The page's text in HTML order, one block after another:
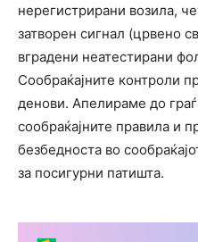
нерегистрирани возила,
затворен сигнал (црвено
вградени неатестирани
Сообраќајните контроли
денови. Апелираме до
сообраќајните правила и
безбедноста во
за посигурни патишта.